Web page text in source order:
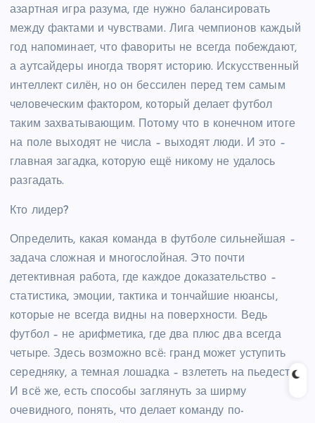
азартная игра разума, где нужно балансировать
между фактами и чувствами. Лига чемпионов каждый
год напоминает, что фавориты не всегда побеждают,
а аутсайдеры иногда творят историю. Искусственный
интеллект силён, но он бессилен перед тем самым
человеческим фактором, который делает футбол
таким захватывающим. Потому что в конечном итоге
на поле выходят не числа – выходят люди. И это –
главная загадка, которую ещё никому не удалось
разгадать.
Кто лидер?
Определить, какая команда в футболе сильнейшая –
задача сложная и многослойная. Это почти
детективная работа, где каждое доказательство –
статистика, эмоции, тактика и тончайшие нюансы,
которые не всегда видны на поверхности. Ведь
футбол – не арифметика, где два плюс два всегда
четыре. Здесь возможно всё: гранд может уступить
середняку, а темная лошадка – взлететь на пьедестал.
И всё же, есть способы заглянуть за ширму
очевидного, понять, что делает команду по-